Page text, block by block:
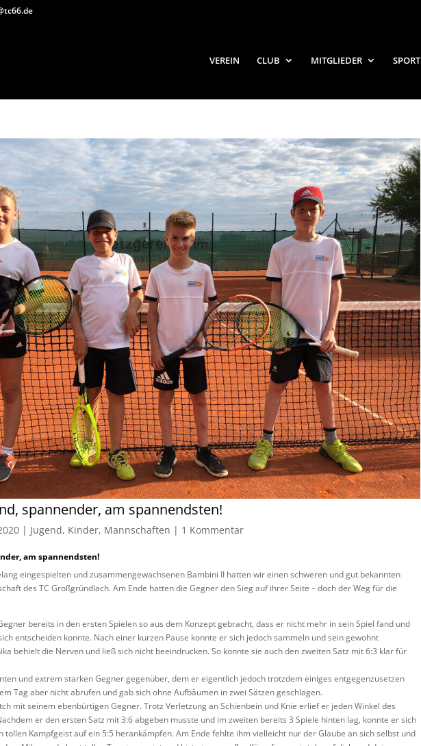
VEREIN CLUB MITGLIEDER SPORT
spannender, am spannendsten!
| Jugend, Kinder, Mannschaften | 1 Kommentar
am spannendsten!
eingespielten und zusammengewachsenen Bambini II hatten wir einen schweren und gut bekannten
des TC Großgründlach. Am Ende hatten die Gegner den Sieg auf ihrer Seite – doch der Weg für die
bereits in den ersten Spielen so aus dem Konzept gebracht, dass er nicht mehr in sein Spiel fand und
entscheiden konnte. Nach einer kurzen Pause konnte er sich jedoch sammeln und sein gewohnt
behielt die Nerven und ließ sich nicht beeindrucken. So konnte sie auch den zweiten Satz mit 6:3 klar für
und extrem starken Gegner gegenüber, dem er eigentlich jedoch trotzdem einiges entgegenzusetzen
Tag aber nicht abrufen und gab sich ohne Aufbäumen in zwei Sätzen geschlagen.
mit seinem ebenbürtigen Gegner. Trotz Verletzung an Schienbein und Knie erlief er jeden Winkel des
er den ersten Satz mit 3:6 abgeben musste und im zweiten bereits 3 Spiele hinten lag, konnte er sich
tollen Kampfgeist auf ein 5:5 herankämpfen. Am Ende fehlte ihm vielleicht nur der Glaube an sich selbst und